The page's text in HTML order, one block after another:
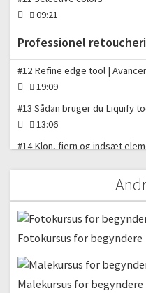
09:21
Professionel
#12 Refine edge tool |
19:09
#13 Sådan bruger du Liquify
13:06
#14 Klon, fjern og indsæt
#15 Sådan arbejder du i
09:12
#16 Avanceret retouchering i
26:22
#17 Sådan gør du billeder
Fotokursus for begyndere
Malekursus for begyndere